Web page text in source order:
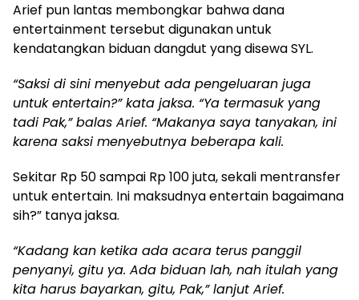
Arief pun lantas membongkar bahwa dana
entertainment tersebut digunakan untuk
kendatangkan biduan dangdut yang disewa SYL.
“Saksi di sini menyebut ada pengeluaran juga
untuk entertain?” kata jaksa. “Ya termasuk yang
tadi Pak,” balas Arief. “Makanya saya tanyakan, ini
karena saksi menyebutnya beberapa kali.
Sekitar Rp 50 sampai Rp 100 juta, sekali mentransfer
untuk entertain. Ini maksudnya entertain bagaimana
sih?” tanya jaksa.
“Kadang kan ketika ada acara terus panggil
penyanyi, gitu ya. Ada biduan lah, nah itulah yang
kita harus bayarkan, gitu, Pak,” lanjut Arief.